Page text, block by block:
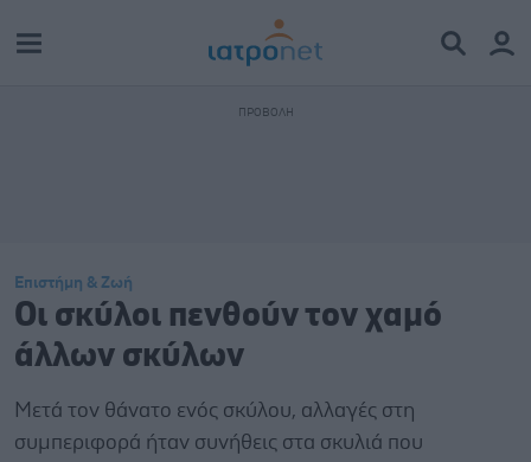
Επιστήμη & Ζωή
Οι σκύλοι πενθούν τον χαμό
άλλων σκύλων
Μετά τον θάνατο ενός σκύλου, αλλαγές στη
συμπεριφορά ήταν συνήθεις στα σκυλιά που